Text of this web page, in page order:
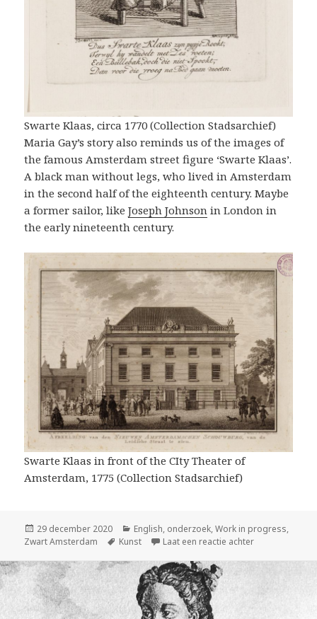
Swarte Klaas, circa 1770 (Collection Stadsarchief)
Maria Gay’s story also reminds us of the images of
the famous Amsterdam street figure ‘Swarte Klaas’.
A black man without legs, who lived in Amsterdam
in the second half of the eighteenth century. Maybe
a former sailor, likeJoseph Johnson in London in
the early nineteenth century.
Swarte Klaas in front of the CIty Theater of
Amsterdam, 1775 (Collection Stadsarchief)
Geplaatst
op
29 december 2020 Categorieën
English, onderzoek,Work in progress,
Zwart Amsterdam
Tags
Kunst Laat een reactie achterop Winter in